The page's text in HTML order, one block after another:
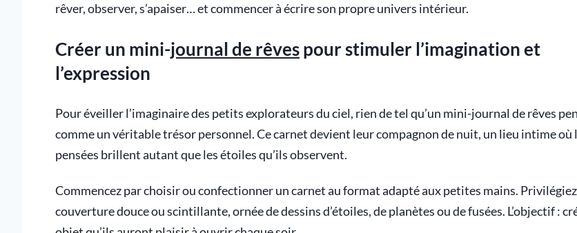
rêver, observer, s’apaiser… et commencer à écrire son propre univers intérieur.
Créer un mini-journal de rêvespour stimuler l’imagination et
l’expression
Pour éveiller l’imaginaire des petits explorateurs du ciel, rien de tel qu’un mini-journal de rêves
comme un véritable trésor personnel. Ce carnet devient leur compagnon de nuit, un lieu intime où
pensées brillent autant que les étoiles qu’ils observent.
Commencez par choisir ou confectionner un carnet au format adapté aux petites mains.
couverture douce ou scintillante, ornée de dessins d’étoiles, de planètes ou de fusées. L’objectif :